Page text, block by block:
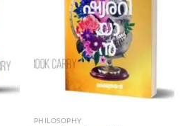
PHILOSOPHY